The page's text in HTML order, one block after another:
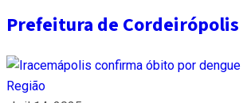
Prefeitura de
Região